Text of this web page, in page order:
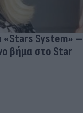
«Stars System» –
βήμα στο Star